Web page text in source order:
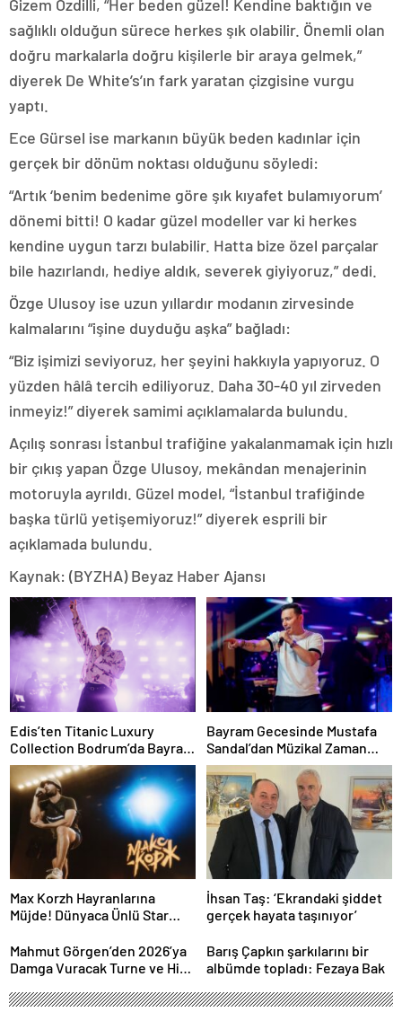
Gizem Özdilli, “Her beden güzel! Kendine baktığın ve
sağlıklı olduğun sürece herkes şık olabilir. Önemli olan
doğru markalarla doğru kişilerle bir araya gelmek,”
diyerek De White’s’ın fark yaratan çizgisine vurgu
yaptı.
Ece Gürsel ise markanın büyük beden kadınlar için
gerçek bir dönüm noktası olduğunu söyledi:
“Artık ‘benim bedenime göre şık kıyafet bulamıyorum’
dönemi bitti! O kadar güzel modeller var ki herkes
kendine uygun tarzı bulabilir. Hatta bize özel parçalar
bile hazırlandı, hediye aldık, severek giyiyoruz,” dedi.
Özge Ulusoy ise uzun yıllardır modanın zirvesinde
kalmalarını “işine duyduğu aşka” bağladı:
“Biz işimizi seviyoruz, her şeyini hakkıyla yapıyoruz. O
yüzden hâlâ tercih ediliyoruz. Daha 30-40 yıl zirveden
inmeyiz!” diyerek samimi açıklamalarda bulundu.
Açılış sonrası İstanbul trafiğine yakalanmamak için hızlı
bir çıkış yapan Özge Ulusoy, mekândan menajerinin
motoruyla ayrıldı. Güzel model, “İstanbul trafiğinde
başka türlü yetişemiyoruz!” diyerek esprili bir
açıklamada bulundu.
Kaynak: (BYZHA) Beyaz Haber Ajansı
Edis’ten Titanic Luxury
Collection Bodrum’da Bayram
Gecesine Damga Vuran
Performans
Bayram Gecesinde Mustafa
Sandal’dan Müzikal Zaman
Yolculuğu
Max Korzh Hayranlarına
Müjde! Dünyaca Ünlü Star
Performansla Hayranlarıyla
Buluşuyor
İhsan Taş: ‘Ekrandaki şiddet
gerçek hayata taşınıyor’
Mahmut Görgen’den 2026’ya
Damga Vuracak Turne ve Hit
Barış Çapkın şarkılarını bir
albümde topladı: Fezaya Bak